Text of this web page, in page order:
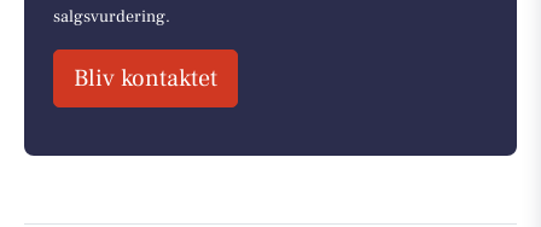
salgsvurdering.
Bliv kontaktet